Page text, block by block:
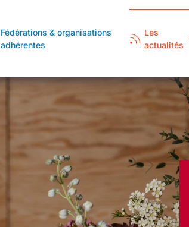
Fédérations & organisations
adhérentes
Les
actualités